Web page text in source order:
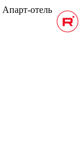
Апарт-отель